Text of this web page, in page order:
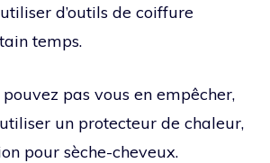
d’outils de coiffure
temps.
pas vous en empêcher,
un protecteur de chaleur,
pour sèche-cheveux.